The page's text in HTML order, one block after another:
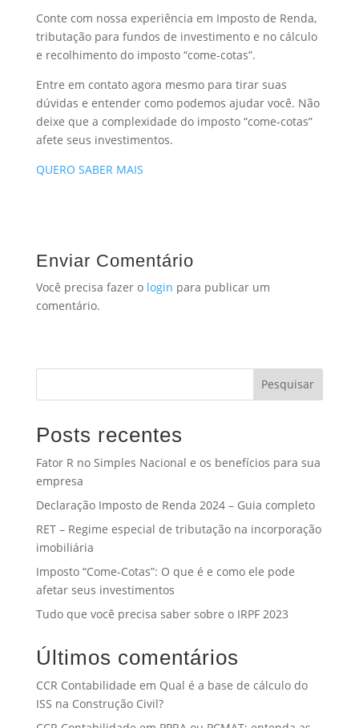
Conte com nossa experiência em Imposto de Renda,
tributação para fundos de investimento e no cálculo
e recolhimento do imposto “come-cotas”.
Entre em contato agora mesmo para tirar suas
dúvidas e entender como podemos ajudar você. Não
deixe que a complexidade do imposto “come-cotas”
afete seus investimentos.
QUERO SABER MAIS
Enviar Comentário
Você precisa fazer o login para publicar um
comentário.
Pesquisar
Posts recentes
Fator R no Simples Nacional e os benefícios para sua
empresa
Declaração Imposto de Renda 2024 – Guia completo
RET – Regime especial de tributação na incorporação
imobiliária
Imposto “Come-Cotas”: O que é e como ele pode
afetar seus investimentos
Tudo que você precisa saber sobre o IRPF 2023
Últimos comentários
CCR Contabilidade em Qual é a base de cálculo do
ISS na Construção Civil?